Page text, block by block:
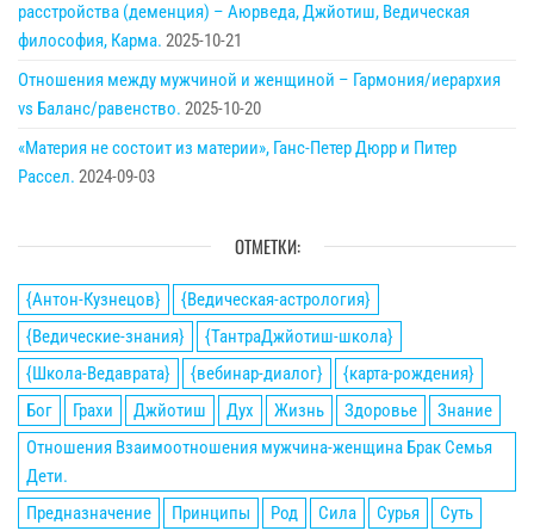
расстройства (деменция) – Аюрведа, Джйотиш, Ведическая
философия, Карма. 2025-10-21
Отношения между мужчиной и женщиной – Гармония/иерархия
vs Баланс/равенство. 2025-10-20
«Материя не состоит из материи», Ганс-Петер Дюрр и Питер
Рассел. 2024-09-03
ОТМЕТКИ:
{Антон-Кузнецов}
{Ведическая-астрология}
{Ведические-знания}
{ТантраДжйотиш-школа}
{Школа-Ведаврата}
{вебинар-диалог}
{карта-рождения}
Бог
Грахи Джйотиш Дух Жизнь Здоровье
Знание
Отношения Взаимоотношения мужчина-женщина Брак Семья
Дети.
Предназначение
Принципы Род Сила Сурья
Суть